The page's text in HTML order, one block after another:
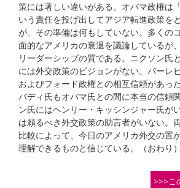
策には著しい違いがある。オバマ政権は
いう責任を投げ出してアジア転進政策を
が、その準備は何もしていない。多くの
面的なアメリカの衰退を議論しているが
リーダーシップの質である。ニクソン氏
には外交政策のビジョンがない。パーレ
およびフォード政権との相互信頼があっ
バディ氏もオバマ氏との間に本当の信頼
ン氏にはヘンリー・キッシンジャー氏が
は頼るべき外交政策の助言者がいない。
比較によって、今日のアメリカ外交の置
理解できるものと信じている。（おわり）
>>>こ